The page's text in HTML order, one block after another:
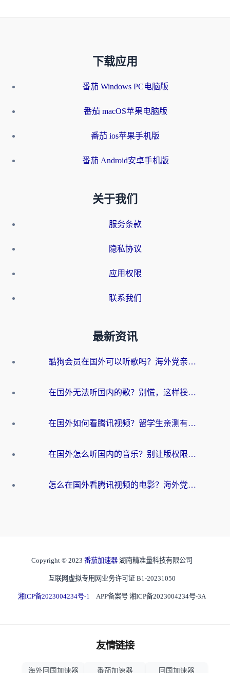
下载应用
番茄 Windows PC电脑版
番茄 macOS苹果电脑版
番茄 ios苹果手机版
番茄 Android安卓手机版
关于我们
服务条款
隐私协议
应用权限
联系我们
最新资讯
酷狗会员在国外可以听歌吗？海外党亲测有效：3步解决音乐权限难题
在国外无法听国内的歌？别慌，这样操作就能畅听QQ音乐（附亲测加速器推荐）
在国外如何看腾讯视频？留学生亲测有效的回国加速方案
在国外怎么听国内的音乐？别让版权限制断了你的华语歌单
怎么在国外看腾讯视频的电影？海外党亲测有效的回国加速指南
Copyright © 2023 番茄加速器 湖南精准量科技有限公司
互联网虚拟专用网业务许可证 B1-20231050
湘ICP备2023004234号-1 APP备案号 湘ICP备2023004234号-3A
友情链接
海外回国加速器 番茄加速器 回国加速器